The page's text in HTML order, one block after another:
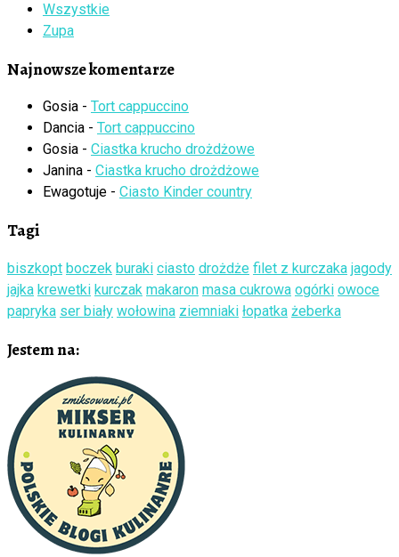
Wszystkie
Zupa
Najnowsze komentarze
Gosia - Tort cappuccino
Dancia - Tort cappuccino
Gosia - Ciastka krucho drożdżowe
Janina - Ciastka krucho drożdżowe
Ewagotuje - Ciasto Kinder country
Tagi
biszkopt boczek buraki ciasto drożdże filet z kurczaka jagody
jajka krewetki kurczak makaron masa cukrowa ogórki owoce
papryka ser biały wołowina ziemniaki łopatka żeberka
Jestem na: